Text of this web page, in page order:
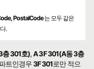
PostalCode는 모두 같은
.
층 301호),A 3F 301(A동 3층
트인경우3F 301로만 적으